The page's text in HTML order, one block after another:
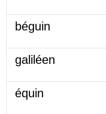
béguin
galiléen
équin